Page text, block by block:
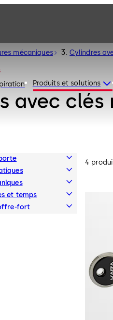
Produits et solutions
mécaniques Cylindres
avec clés
et temps
fort
4